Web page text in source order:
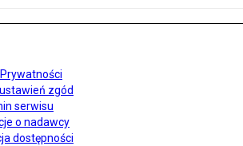
zgód
serwisu
o nadawcy
dostępności